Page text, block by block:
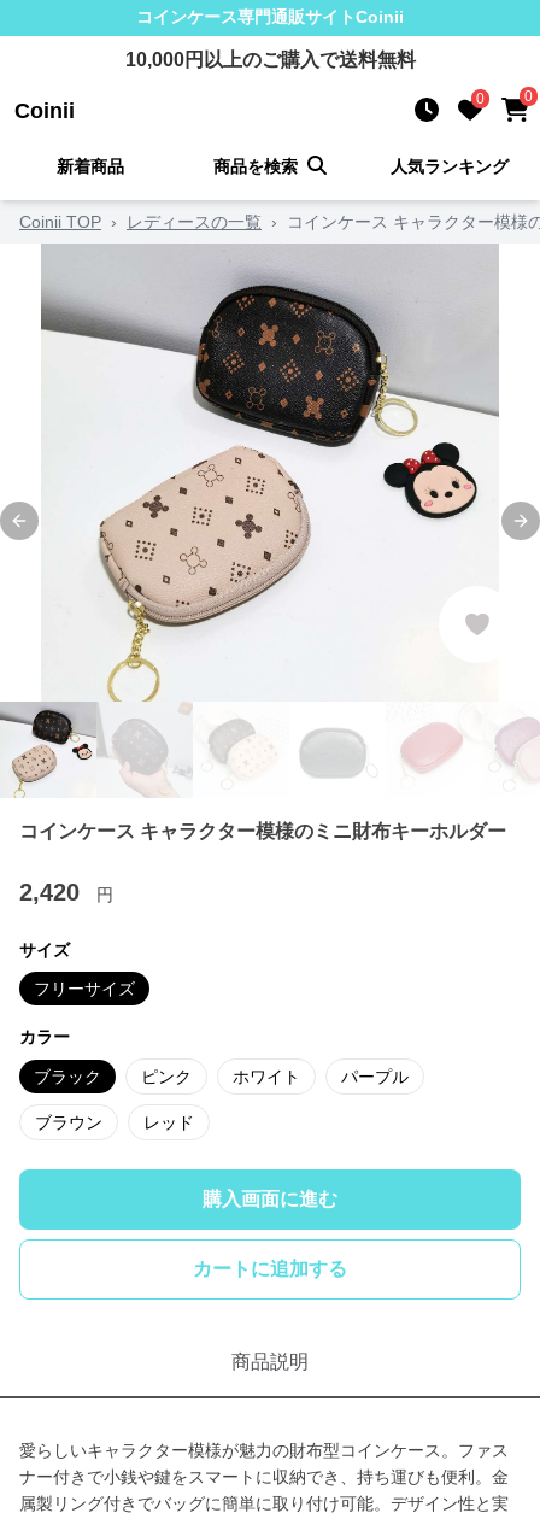
コインケース専門通販サイトCoinii
10,000円以上のご購入で送料無料
Coinii 0 0
新着商品 商品を検索 人気ランキング
Coinii TOP › レディースの一覧 › コインケース キャラクター模様
Previous slide
コインケース キャラクター模様のミニ財布キーホルダー
2,420 円
サイズ
フリーサイズ
カラー
ブラック ピンク ホワイト パープル
ブラウン レッド
購入画面に進む
カートに追加する
商品説明
愛らしいキャラクター模様が魅力の財布型コインケース。ファス
ナー付きで小銭や鍵をスマートに収納でき、持ち運びも便利。金
属製リング付きでバッグに簡単に取り付け可能。デザイン性と実